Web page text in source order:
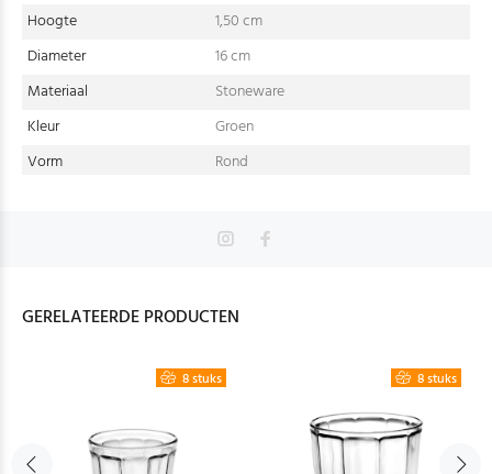
Hoogte
1,50 cm
Diameter
16 cm
Materiaal
Stoneware
Kleur
Groen
Vorm
Rond
GERELATEERDE PRODUCTEN
8 stuks 8 stuks